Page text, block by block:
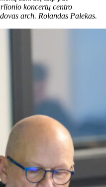
koncertų centro
arch. Rolandas Palekas.